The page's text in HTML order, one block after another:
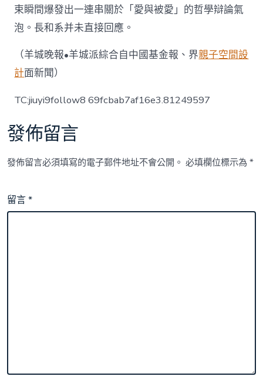
束瞬間爆發出一連串關於「愛與被愛」的哲學辯論氣
泡。長和系并未直接回應。
（羊城晚報•羊城派綜合自中國基金報、界親子空間設
計面新聞）
TC:jiuyi9follow8 69fcbab7af16e3.81249597
發佈留言
發佈留言必須填寫的電子郵件地址不會公開。 必填欄位標示為*
留言*